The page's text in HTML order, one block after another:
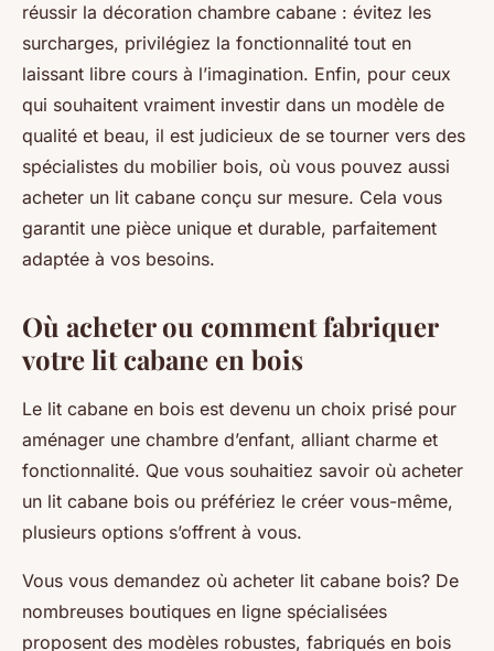
réussir la décoration chambre cabane : évitez les
surcharges, privilégiez la fonctionnalité tout en
laissant libre cours à l’imagination. Enfin, pour ceux
qui souhaitent vraiment investir dans un modèle de
qualité et beau, il est judicieux de se tourner vers des
spécialistes du mobilier bois, où vous pouvez aussi
acheter un lit cabane conçu sur mesure. Cela vous
garantit une pièce unique et durable, parfaitement
adaptée à vos besoins.
Où acheter ou comment fabriquer
votre lit cabane en bois
Le lit cabane en bois est devenu un choix prisé pour
aménager une chambre d’enfant, alliant charme et
fonctionnalité. Que vous souhaitiez savoir où acheter
un lit cabane bois ou préfériez le créer vous-même,
plusieurs options s’offrent à vous.
Vous vous demandez où acheter lit cabane bois? De
nombreuses boutiques en ligne spécialisées
proposent des modèles robustes, fabriqués en bois